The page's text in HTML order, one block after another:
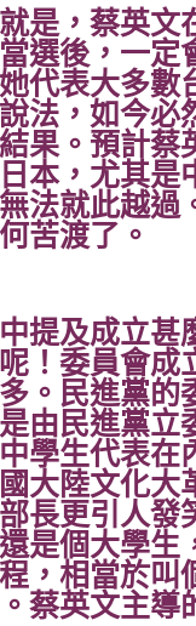
是，蔡英文
選後，一
代表大多數
法，如今
果。預計蔡
本，尤其是
法就此越過
苦渡了。
提及成立甚
！委員會成
。民進黨的
由民進黨立
學生代表在
大陸文化大
長更引人發
是個大學生
，相當於叫
蔡英文主導